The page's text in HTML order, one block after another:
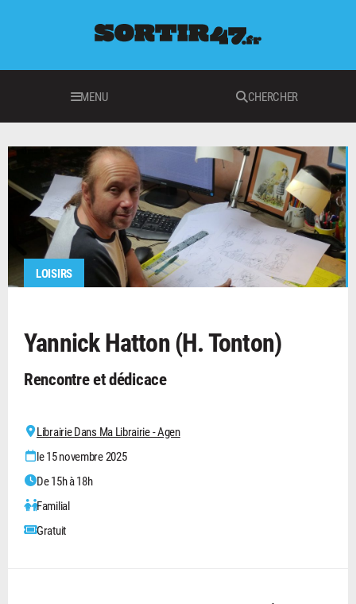
MENU CHERCHER
LOISIRS
Yannick Hatton (H. Tonton)
Rencontre et dédicace
Librairie Dans Ma Librairie - Agen
le 15 novembre 2025
De 15h à 18h
Familial
Gratuit